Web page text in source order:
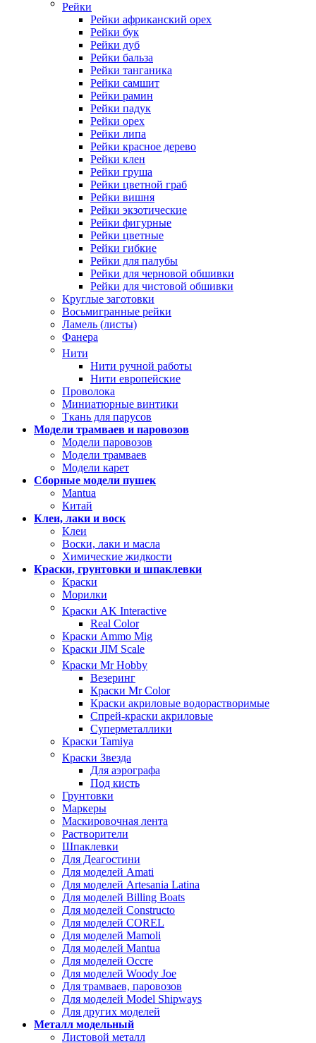
Рейки
Рейки африканский орех
Рейки бук
Рейки дуб
Рейки бальза
Рейки танганика
Рейки самшит
Рейки рамин
Рейки падук
Рейки орех
Рейки липа
Рейки красное дерево
Рейки клен
Рейки груша
Рейки цветной граб
Рейки вишня
Рейки экзотические
Рейки фигурные
Рейки цветные
Рейки гибкие
Рейки для палубы
Рейки для черновой обшивки
Рейки для чистовой обшивки
Круглые заготовки
Восьмигранные рейки
Ламель (листы)
Фанера
Нити
Нити ручной работы
Нити европейские
Проволока
Миниатюрные винтики
Ткань для парусов
Модели трамваев и паровозов
Модели паровозов
Модели трамваев
Модели карет
Сборные модели пушек
Mantua
Китай
Клеи, лаки и воск
Клеи
Воски, лаки и масла
Химические жидкости
Краски, грунтовки и шпаклевки
Краски
Морилки
Краски AK Interactive
Real Color
Краски Ammo Mig
Краски JIM Scale
Краски Mr Hobby
Везеринг
Краски Mr Color
Краски акриловые водорастворимые
Спрей-краски акриловые
Суперметаллики
Краски Tamiya
Краски Звезда
Для аэрографа
Под кисть
Грунтовки
Маркеры
Маскировочная лента
Растворители
Шпаклевки
Для Деагостини
Для моделей Amati
Для моделей Artesania Latina
Для моделей Billing Boats
Для моделей Constructo
Для моделей COREL
Для моделей Mamoli
Для моделей Mantua
Для моделей Occre
Для моделей Woody Joe
Для трамваев, паровозов
Для моделей Model Shipways
Для других моделей
Металл модельный
Листовой металл